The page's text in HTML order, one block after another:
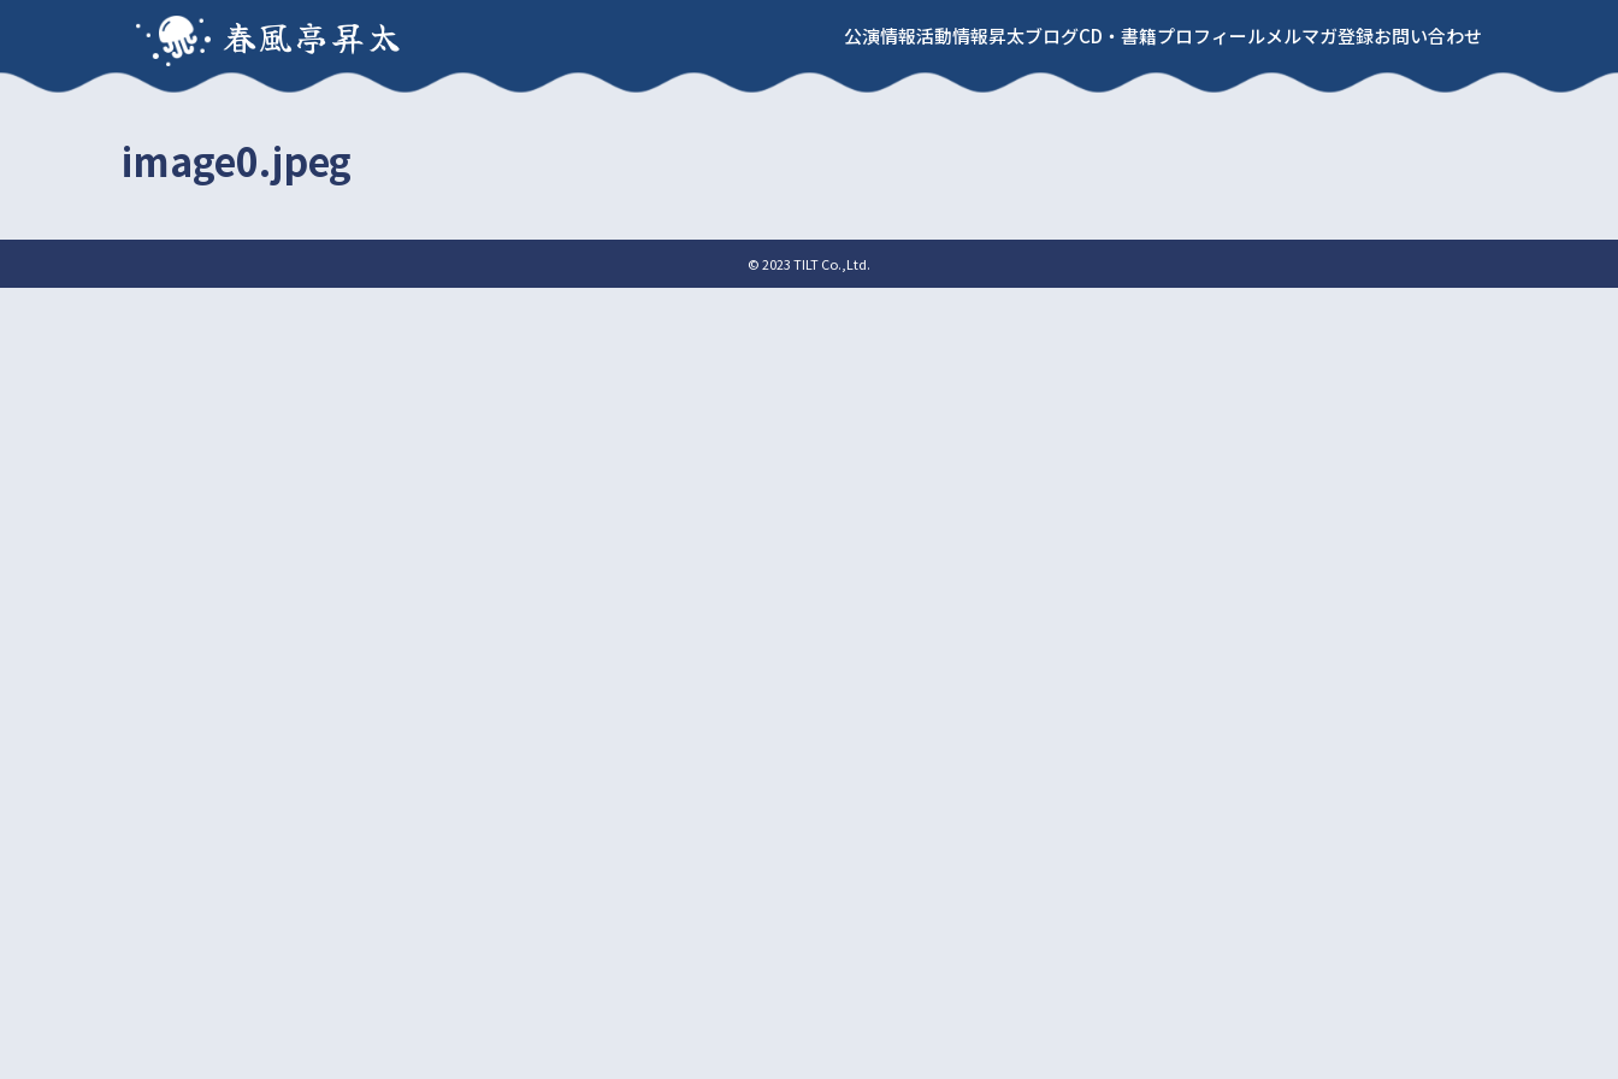
春風亭昇太 公演情報活動情報昇太ブログCD・書籍プロフィールメルマガ登録お問い合わせ
image0.jpeg
© 2023 TILT Co.,Ltd.